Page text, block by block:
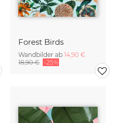
Forest Birds
Wandbilder ab 14,90 €
18,90 € -25%